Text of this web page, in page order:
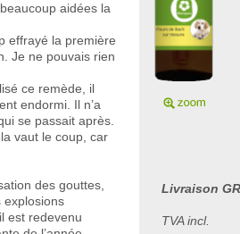
aidées la
effrayé la première
Je ne pouvais rien
ce remède, il
endormi. Il n’a
se passait après.
vaut le coup, car
des gouttes,
explosions
est redevenu
Livraison
TVA incl.